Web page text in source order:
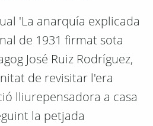
'La anarquía explicada
de 1931 firmat sota
José Ruiz Rodríguez,
de revisitar l'era
lliurepensadora a casa
la petjada